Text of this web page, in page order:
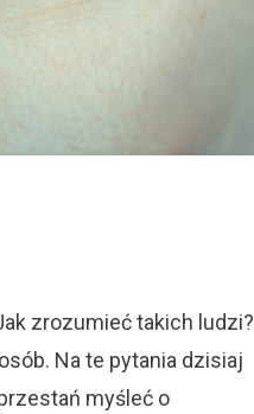
zrozumieć takich ludzi?
Na te pytania dzisiaj
myśleć o